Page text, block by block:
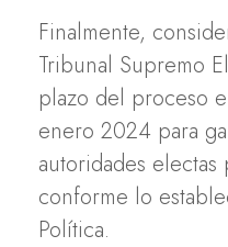
Finalmente,
Tribunal Supremo
plazo del proceso
enero 2024 para
autoridades
conforme lo
Política.